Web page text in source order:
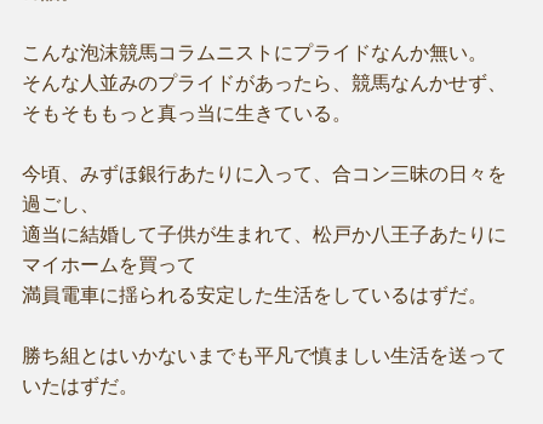
こんな泡沫競馬コラムニストにプライドなんか無い。
そんな人並みのプライドがあったら、競馬なんかせず、
そもそももっと真っ当に生きている。
今頃、みずほ銀行あたりに入って、合コン三昧の日々を
過ごし、
適当に結婚して子供が生まれて、松戸か八王子あたりに
マイホームを買って
満員電車に揺られる安定した生活をしているはずだ。
勝ち組とはいかないまでも平凡で慎ましい生活を送って
いたはずだ。